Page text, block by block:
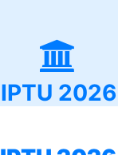
IPTU 2026